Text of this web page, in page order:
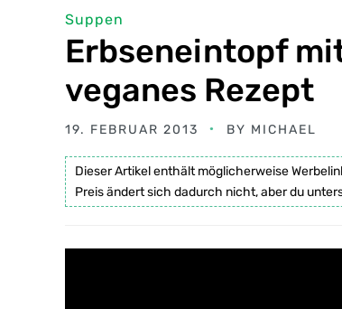
Suppen
Erbseneintopf
veganes Rezept
19. FEBRUAR 2013 BY MICHAEL
Dieser Artikel enthält möglicherweise
Preis ändert sich dadurch nicht, aber du